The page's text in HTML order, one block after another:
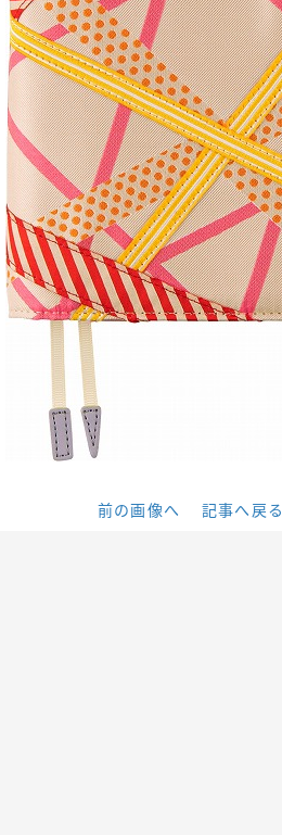
前の画像へ 記事へ戻る